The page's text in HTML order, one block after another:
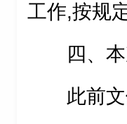
工作,按规
四、
此前